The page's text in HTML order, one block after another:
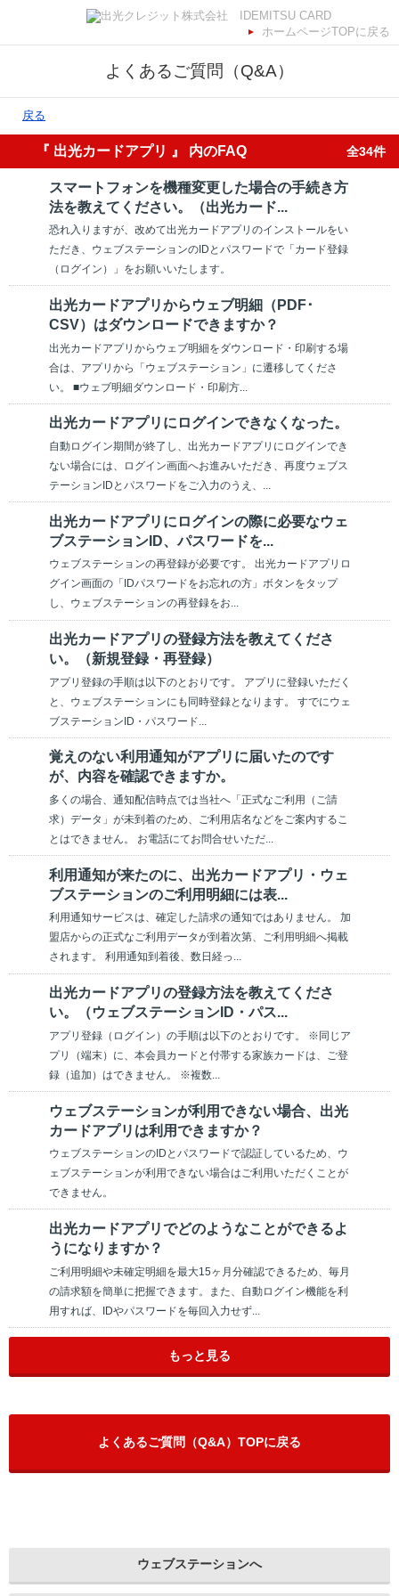
ホームページTOPに戻る
よくあるご質問（Q&A）
戻る
『 出光カードアプリ 』 内のFAQ 全34件
スマートフォンを機種変更した場合の手続き方
法を教えてください。（出光カード...
恐れ入りますが、改めて出光カードアプリのインストールをい
ただき、ウェブステーションのIDとパスワードで「カード登録
（ログイン）」をお願いいたします。
出光カードアプリからウェブ明細（PDF･
CSV）はダウンロードできますか？
出光カードアプリからウェブ明細をダウンロード・印刷する場
合は、アプリから「ウェブステーション」に遷移してくださ
い。 ■ウェブ明細ダウンロード・印刷方...
出光カードアプリにログインできなくなった。
自動ログイン期間が終了し、出光カードアプリにログインでき
ない場合には、ログイン画面へお進みいただき、再度ウェブス
テーションIDとパスワードをご入力のうえ、...
出光カードアプリにログインの際に必要なウェ
ブステーションID、パスワードを...
ウェブステーションの再登録が必要です。 出光カードアプリロ
グイン画面の「IDパスワードをお忘れの方」ボタンをタップ
し、ウェブステーションの再登録をお...
出光カードアプリの登録方法を教えてくださ
い。（新規登録・再登録）
アプリ登録の手順は以下のとおりです。 アプリに登録いただく
と、ウェブステーションにも同時登録となります。 すでにウェ
ブステーションID・パスワード...
覚えのない利用通知がアプリに届いたのです
が、内容を確認できますか。
多くの場合、通知配信時点では当社へ「正式なご利用（ご請
求）データ」が未到着のため、ご利用店名などをご案内するこ
とはできません。 お電話にてお問合せいただ...
利用通知が来たのに、出光カードアプリ・ウェ
ブステーションのご利用明細には表...
利用通知サービスは、確定した請求の通知ではありません。 加
盟店からの正式なご利用データが到着次第、ご利用明細へ掲載
されます。 利用通知到着後、数日経っ...
出光カードアプリの登録方法を教えてくださ
い。（ウェブステーションID・パス...
アプリ登録（ログイン）の手順は以下のとおりです。 ※同じア
プリ（端末）に、本会員カードと付帯する家族カードは、ご登
録（追加）はできません。 ※複数...
ウェブステーションが利用できない場合、出光
カードアプリは利用できますか？
ウェブステーションのIDとパスワードで認証しているため、ウ
ェブステーションが利用できない場合はご利用いただくことが
できません。
出光カードアプリでどのようなことができるよ
うになりますか？
ご利用明細や未確定明細を最大15ヶ月分確認できるため、毎月
の請求額を簡単に把握できます。また、自動ログイン機能を利
用すれば、IDやパスワードを毎回入力せず...
もっと見る
よくあるご質問（Q&A）TOPに戻る
ウェブステーションへ